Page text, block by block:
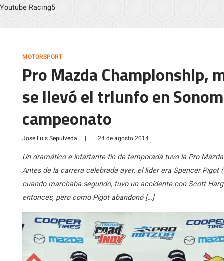
Youtube Racing5
MOTORSPORT
Pro Mazda Championship,
se llevó el triunfo en
campeonato
Jose Luis Sepulveda | 24 de agosto 2014
Un dramático e infartante fin de temporada tuvo la Pro
Antes de la carrera celebrada ayer, el líder era Spencer
cuando marchaba segundo, tuvo un accidente con Scott
entonces, pero como Pigot abandonó […]